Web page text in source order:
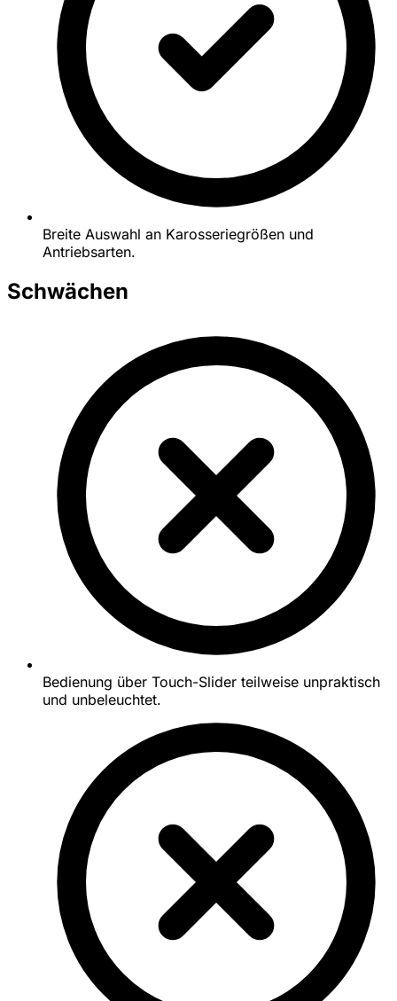
Breite Auswahl an Karosseriegrößen und
Antriebsarten.
Schwächen
Bedienung über Touch-Slider teilweise unpraktisch
und unbeleuchtet.